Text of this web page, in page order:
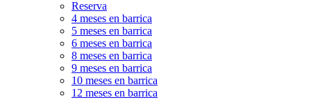
Reserva
4 meses en barrica
5 meses en barrica
6 meses en barrica
8 meses en barrica
9 meses en barrica
10 meses en barrica
12 meses en barrica